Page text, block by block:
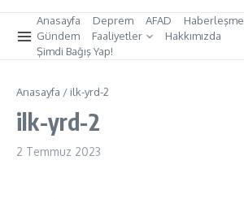
Anasayfa Deprem AFAD
Haberleşme
Gündem
Faaliyetler
Hakkımızda
Şimdi Bağış Yap!
Anasayfa / ilk-yrd-2
ilk-yrd-2
2 Temmuz 2023